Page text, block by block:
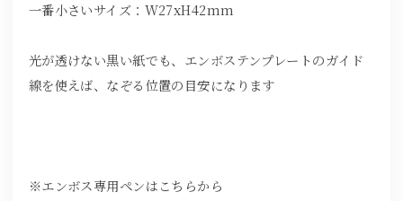
一番小さいサイズ：W27xH42mm
光が透けない黒い紙でも、エンボステンプレートのガイド
線を使えば、なぞる位置の目安になります
※エンボス専用ペンはこちらから